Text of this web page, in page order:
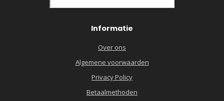
Informatie
Over ons
Algemene voorwaarden
Privacy Policy
Betaalmethoden